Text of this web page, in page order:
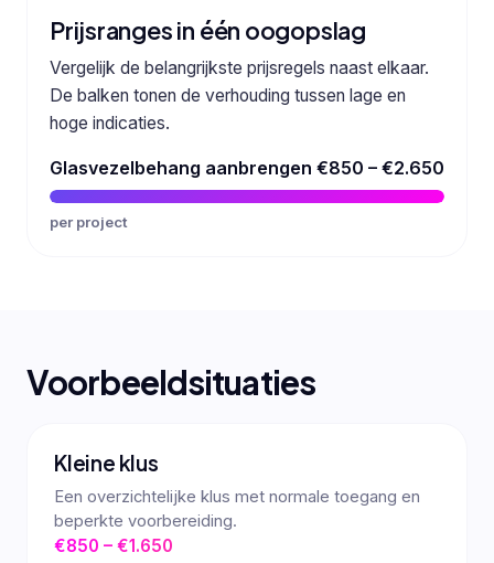
Prijsranges in één oogopslag
Vergelijk de belangrijkste prijsregels naast elkaar.
De balken tonen de verhouding tussen lage en
hoge indicaties.
Glasvezelbehang aanbrengen €850 – €2.650
per project
Voorbeeldsituaties
Kleine klus
Een overzichtelijke klus met normale toegang en
beperkte voorbereiding.
€850 – €1.650